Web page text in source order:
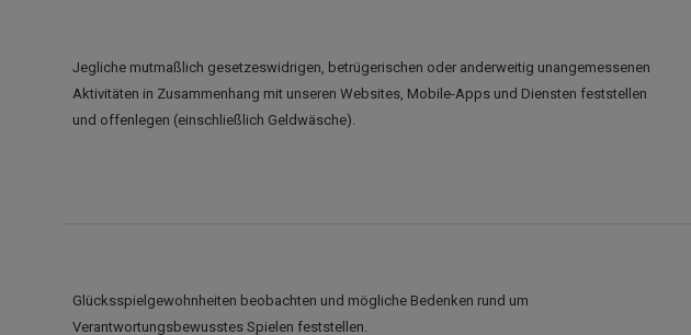
Jegliche mutmaßlich gesetzeswidrigen, betrügerischen oder anderweitig unangemessenen
Aktivitäten in Zusammenhang mit unseren Websites, Mobile-Apps und Diensten feststellen
und offenlegen (einschließlich Geldwäsche).
Glücksspielgewohnheiten beobachten und mögliche Bedenken rund um
Verantwortungsbewusstes Spielen feststellen.